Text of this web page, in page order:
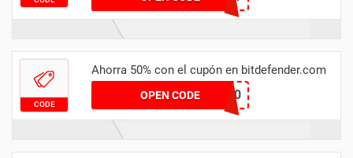
CODE
Ahorra 50% con el cupón en bitdefender.com
OPEN CODE
SPRINGAFF50